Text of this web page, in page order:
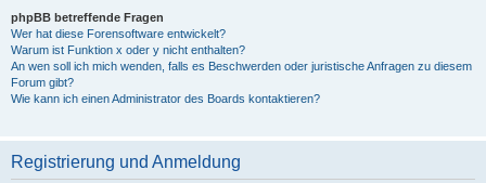
phpBB betreffende Fragen
Wer hat diese Forensoftware entwickelt?
Warum ist Funktion x oder y nicht enthalten?
An wen soll ich mich wenden, falls es Beschwerden oder juristische Anfragen zu diesem
Forum gibt?
Wie kann ich einen Administrator des Boards kontaktieren?
Registrierung und Anmeldung